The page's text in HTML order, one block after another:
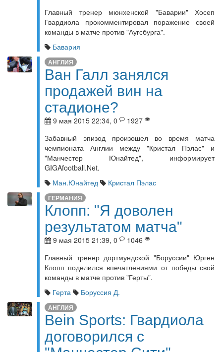
Главный тренер мюнхенской "Баварии" Хосеп
Гвардиола прокомментировал поражение своей
команды в матче против "Аугсбурга".
Бавария
АНГЛИЯ
Ван Галл занялся
продажей вин на
стадионе?
9 мая 2015 22:34, 0
1927
Забавный эпизод произошел во время матча
чемпионата Англии между "Кристал Пэлас" и
"Манчестер Юнайтед", информирует
GIGAfootball.Net.
Ман.Юнайтед
Кристал Пэлас
ГЕРМАНИЯ
Клопп: "Я доволен
результатом матча"
9 мая 2015 21:39, 0
1046
Главный тренер дортмундской "Боруссии" Юрген
Клопп поделился впечатлениями от победы свой
команды в матче против "Герты".
Герта
Боруссия Д.
АНГЛИЯ
Bein Sports: Гвардиола
договорился с